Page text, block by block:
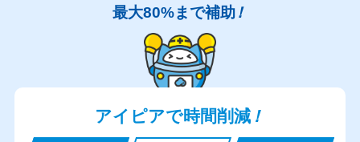
最大80%まで補助！
アイピアで時間削減！